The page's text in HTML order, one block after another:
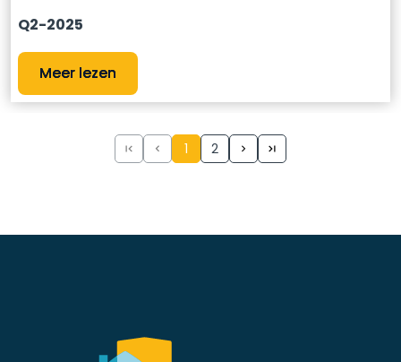
Q2-2025
Meer lezen
1 2